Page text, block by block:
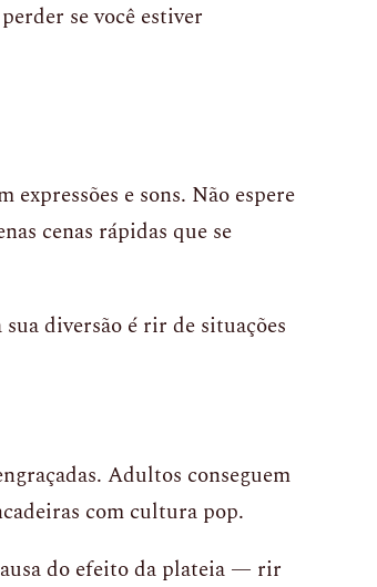
se você estiver
e sons. Não espere
cenas rápidas que se
diversão é rir de situações
Adultos conseguem
com cultura pop.
do efeito da plateia — rir